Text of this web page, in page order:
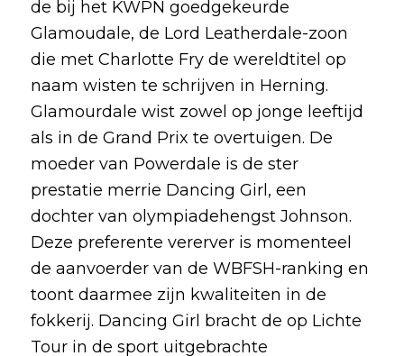
de bij het KWPN goedgekeurde
Glamoudale, de Lord Leatherdale-zoon
die met Charlotte Fry de wereldtitel op
naam wisten te schrijven in Herning.
Glamourdale wist zowel op jonge leeftijd
als in de Grand Prix te overtuigen. De
moeder van Powerdale is de ster
prestatie merrie Dancing Girl, een
dochter van olympiadehengst Johnson.
Deze preferente vererver is momenteel
de aanvoerder van de WBFSH-ranking en
toont daarmee zijn kwaliteiten in de
fokkerij. Dancing Girl bracht de op Lichte
Tour in de sport uitgebrachte